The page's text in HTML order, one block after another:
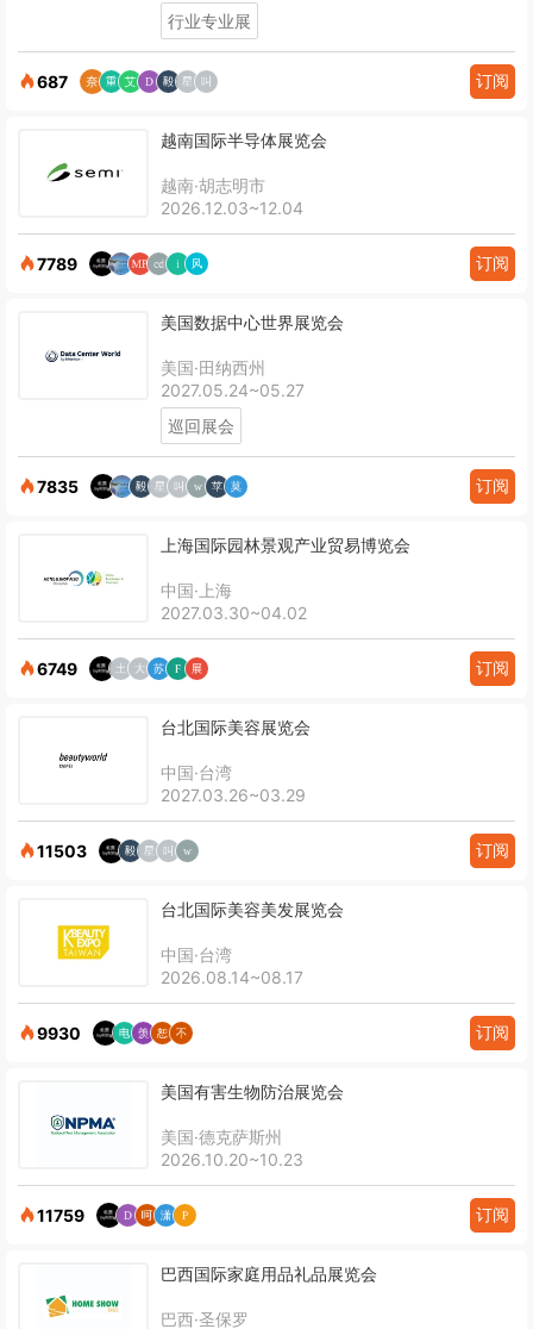
行业专业展
687 订阅
越南国际半导体展览会
越南·胡志明市
2026.12.03~12.04
7789 订阅
美国数据中心世界展览会
美国·田纳西州
2027.05.24~05.27
巡回展会
7835 订阅
上海国际园林景观产业贸易博览会
中国·上海
2027.03.30~04.02
6749 订阅
台北国际美容展览会
中国·台湾
2027.03.26~03.29
11503 订阅
台北国际美容美发展览会
中国·台湾
2026.08.14~08.17
9930 订阅
美国有害生物防治展览会
美国·德克萨斯州
2026.10.20~10.23
11759 订阅
巴西国际家庭用品礼品展览会
巴西·圣保罗